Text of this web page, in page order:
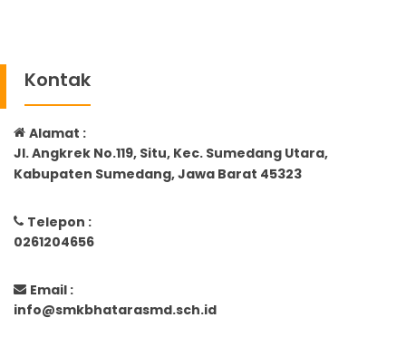
Kontak
Alamat :
Jl. Angkrek No.119, Situ, Kec. Sumedang Utara,
Kabupaten Sumedang, Jawa Barat 45323
Telepon :
0261204656
Email :
info@smkbhatarasmd.sch.id